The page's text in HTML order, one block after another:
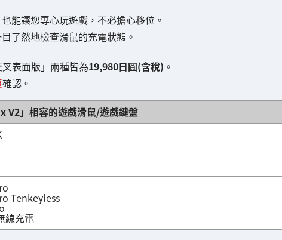
能讓您專心玩遊戲，不必擔心移位。
了然地檢查滑鼠的充電狀態。
表面版」兩種皆為19,980日圓(含稅) 。
確認。
V2」相容的遊戲滑鼠/遊戲鍵盤
Tenkeyless
線充電